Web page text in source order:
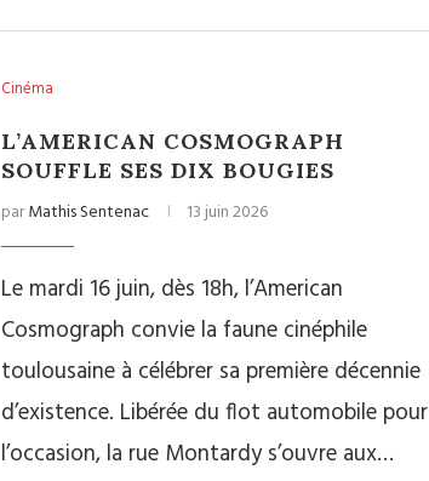
Cinéma
L’AMERICAN COSMOGRAPH
SOUFFLE SES DIX BOUGIES
parMathis Sentenac 13 juin 2026
Le mardi 16 juin, dès 18h, l’American
Cosmograph convie la faune cinéphile
toulousaine à célébrer sa première décennie
d’existence. Libérée du flot automobile pour
l’occasion, la rue Montardy s’ouvre aux…